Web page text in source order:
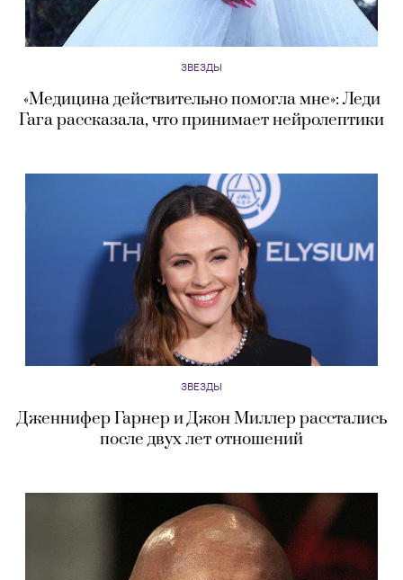
ЗВЕЗДЫ
«Медицина действительно помогла мне»: Леди
Гага рассказала, что принимает нейролептики
ЗВЕЗДЫ
Дженнифер Гарнер и Джон Миллер расстались
после двух лет отношений